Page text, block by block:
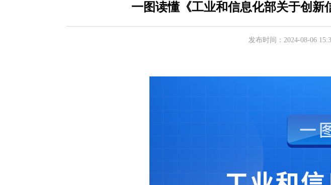
一图读懂《工业和信息化部关于创新
发布时间：2024-08-06